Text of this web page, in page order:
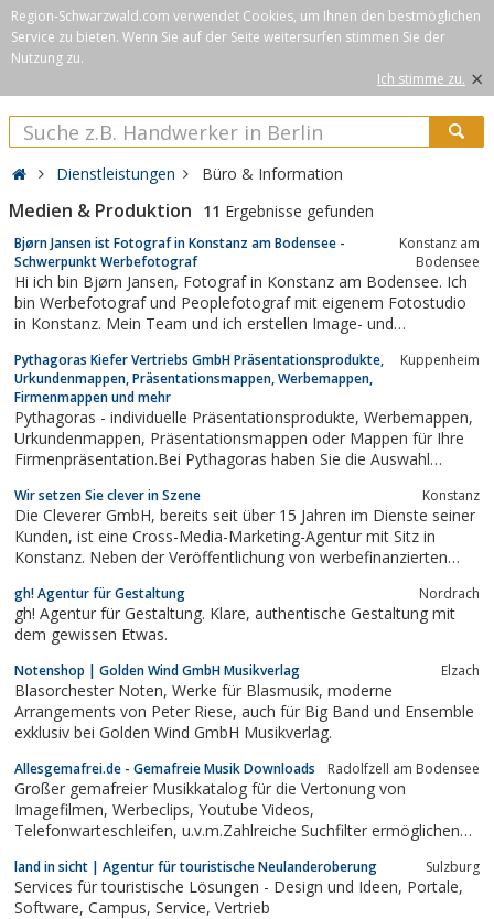
Region-Schwarzwald.com verwendet Cookies, um Ihnen den bestmöglichen
Service zu bieten. Wenn Sie auf der Seite weitersurfen stimmen Sie der
Nutzung zu.
Ich stimme zu. ×
Dienstleistungen Büro & Information
Medien & Produktion 11 Ergebnisse gefunden
Bjørn Jansen ist Fotograf in Konstanz am Bodensee -
Schwerpunkt Werbefotograf
Konstanz am
Bodensee
Hi ich bin Bjørn Jansen, Fotograf in Konstanz am Bodensee. Ich
bin Werbefotograf und Peoplefotograf mit eigenem Fotostudio
in Konstanz. Mein Team und ich erstellen Image- und
internationale Firmen.Fotograf, Konstanz, Sportfotografie,
Lifestylefotografie, Fitness,...
Pythagoras Kiefer Vertriebs GmbH Präsentationsprodukte,
Urkundenmappen, Präsentationsmappen, Werbemappen,
Firmenmappen und mehr
Kuppenheim
Pythagoras - individuelle Präsentationsprodukte, Werbemappen,
Urkundenmappen, Präsentationsmappen oder Mappen für Ihre
Firmenpräsentation.Bei Pythagoras haben Sie die Auswahl
individuellen Lösung.Die Präsentationsmappen von Pythagoras
sind das ideale Produkt...
Wir setzen Sie clever in Szene Konstanz
Die Cleverer GmbH, bereits seit über 15 Jahren im Dienste seiner
Kunden, ist eine Cross-Media-Marketing-Agentur mit Sitz in
Konstanz. Neben der Veröffentlichung von werbefinanzierten
erstellt die Cleverer GmbH Online-Marketing-Kampagnen für
Unternehmen bzw. deren...
gh! Agentur für Gestaltung Nordrach
gh! Agentur für Gestaltung. Klare, authentische Gestaltung mit
dem gewissen Etwas.
Notenshop | Golden Wind GmbH Musikverlag Elzach
Blasorchester Noten, Werke für Blasmusik, moderne
Arrangements von Peter Riese, auch für Big Band und Ensemble
exklusiv bei Golden Wind GmbH Musikverlag.
Allesgemafrei.de - Gemafreie Musik Downloads Radolfzell am Bodensee
Großer gemafreier Musikkatalog für die Vertonung von
Imagefilmen, Werbeclips, Youtube Videos,
Telefonwarteschleifen, u.v.m.Zahlreiche Suchfilter ermöglichen
Projekt integrieren lassen.5 übersichtliche Lizenzmodelle stehen
zur Verfügung und decken alle...
land in sicht | Agentur für touristische Neulanderoberung Sulzburg
Services für touristische Lösungen - Design und Ideen, Portale,
Software, Campus, Service, Vertrieb